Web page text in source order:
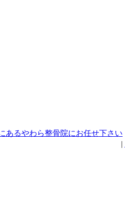
あるやわら整骨院にお任せ下さい
|